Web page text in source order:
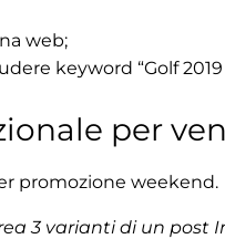
web;
keyword “Golf
per
promozione weekend.
3 varianti di un post